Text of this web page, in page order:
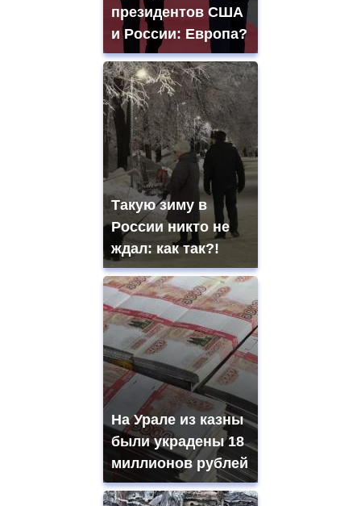
президентов США
и России: Европа?
Такую зиму в
России никто не
ждал: как так?!
На Урале из казны
были украдены 18
миллионов рублей